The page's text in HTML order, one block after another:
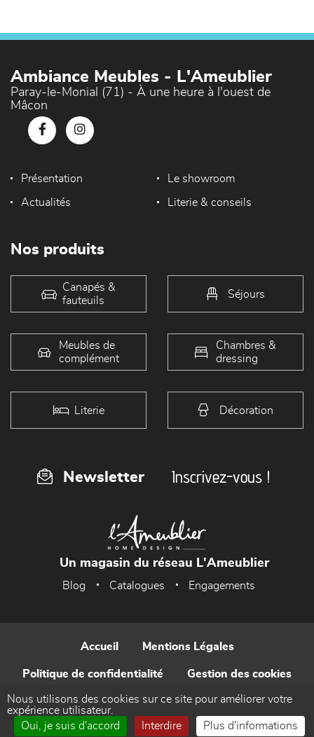
Ambiance Meubles - L'Ameublier
Paray-le-Monial (71) - À une heure à l'ouest de
Mâcon
Présentation Le showroom
Actualités Literie & conseils
Nos produits
Canapés &
fauteuils
Séjours
Meubles de
complément
Chambres &
dressing
Literie Décoration
Newsletter Inscrivez-vous !
Un magasin du réseau L'Ameublier
Blog Catalogues Engagements
Accueil Mentions Légales
Politique de confidentialité Gestion des cookies
Contact
Nous utilisons des cookies sur ce site pour améliorer votre
expérience utilisateur.
Oui, je suis d'accord
Interdire Plus d'informations